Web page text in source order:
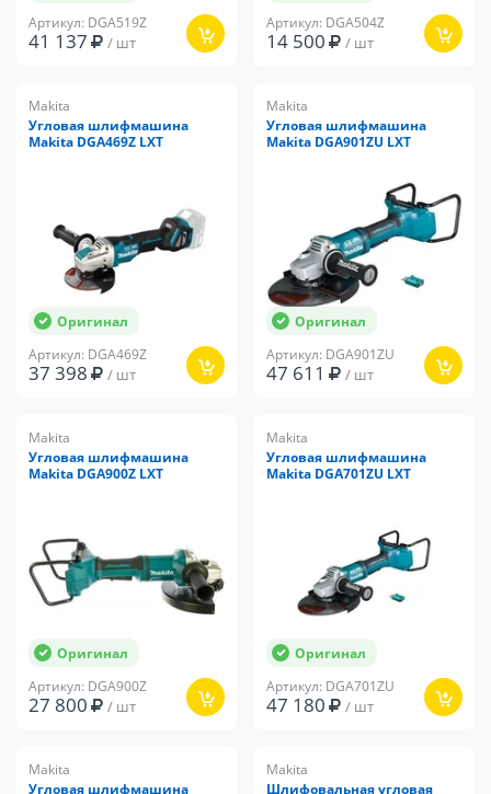
Артикул: DGA519Z
41 137 / шт
Артикул: DGA504Z
14 500 / шт
Makita
Угловая шлифмашина
Makita DGA469Z LXT
Оригинал
Артикул: DGA469Z
37 398 / шт
Makita
Угловая шлифмашина
Makita DGA901ZU LXT
Оригинал
Артикул: DGA901ZU
47 611 / шт
Makita
Угловая шлифмашина
Makita DGA900Z LXT
Оригинал
Артикул: DGA900Z
27 800 / шт
Makita
Угловая шлифмашина
Makita DGA701ZU LXT
Оригинал
Артикул: DGA701ZU
47 180 / шт
Makita
Угловая шлифмашина
Makita
Шлифовальная угловая